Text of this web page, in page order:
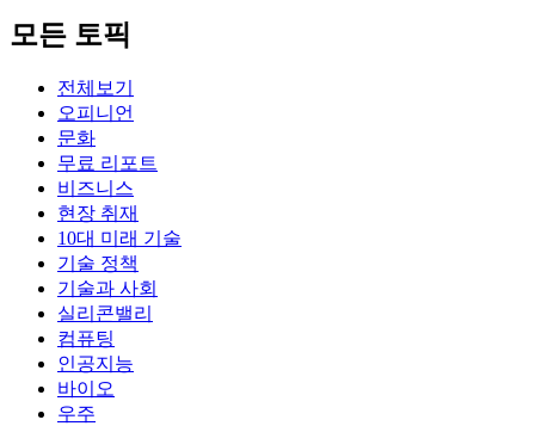
모든 토픽
전체보기
오피니언
문화
무료 리포트
비즈니스
현장 취재
10대 미래 기술
기술 정책
기술과 사회
실리콘밸리
컴퓨팅
인공지능
바이오
우주